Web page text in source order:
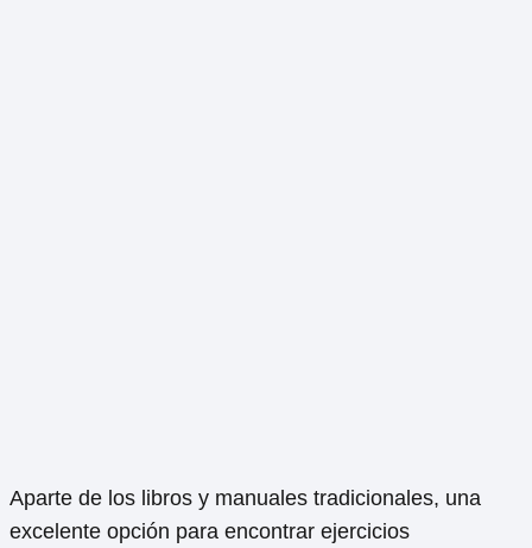
Aparte de los libros y manuales tradicionales, una
excelente opción para encontrar ejercicios